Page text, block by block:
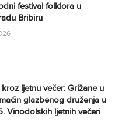
festival folklora u
Bribiru
ljetnu večer: Grižane u
glazbenog druženja u
Vinodolskih ljetnih večeri